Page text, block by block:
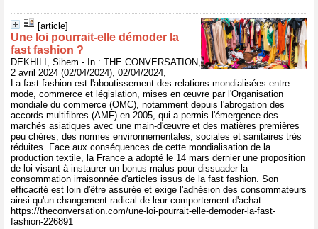
[article]
Une loi pourrait-elle démoder la
fast fashion ?
DEKHILI, Sihem - In : THE CONVERSATION,
2 avril 2024 (02/04/2024), 02/04/2024,
La fast fashion est l'aboutissement des relations mondialisées entre
mode, commerce et législation, mises en œuvre par l'Organisation
mondiale du commerce (OMC), notamment depuis l'abrogation des
accords multifibres (AMF) en 2005, qui a permis l'émergence des
marchés asiatiques avec une main-d'œuvre et des matières premières
peu chères, des normes environnementales, sociales et sanitaires très
réduites. Face aux conséquences de cette mondialisation de la
production textile, la France a adopté le 14 mars dernier une proposition
de loi visant à instaurer un bonus-malus pour dissuader la
consommation irraisonnée d'articles issus de la fast fashion. Son
efficacité est loin d'être assurée et exige l'adhésion des consommateurs
ainsi qu'un changement radical de leur comportement d'achat.
https://theconversation.com/une-loi-pourrait-elle-demoder-la-fast-
fashion-226891